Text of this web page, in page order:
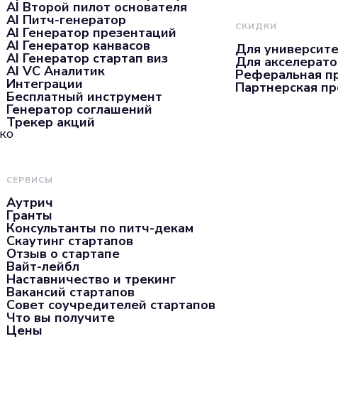
AI Второй пилот основателя
AI Питч-генератор
AI Генератор презентаций
AI Генератор канвасов
AI Генератор стартап виз
AI VC Аналитик
Интеграции
Бесплатный инструмент
Генератор соглашений
Трекер акций
СЕРВИСЫ
Аутрич
Гранты
Консультанты по питч-декам
Скаутинг стартапов
Отзыв о стартапе
Вайт-лейбл
Наставничество и трекинг
Вакансий стартапов
Совет соучредителей стартапов
Что вы получите
Цены
СКИДКИ
Для
Для
Реферальная
Партнерская